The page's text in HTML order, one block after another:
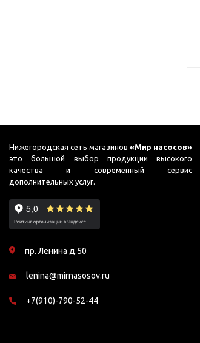
Нижегородская сеть магазинов«Мир насосов»
это большой выбор продукции высокого
качества и современный сервис
дополнительных услуг.
пр. Ленина д.50
lenina@mirnasosov.ru
+7(910)-790-52-44